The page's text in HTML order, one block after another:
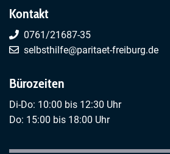
Kontakt
0761/21687-35
selbsthilfe@paritaet-freiburg.de
Bürozeiten
Di-Do: 10:00 bis 12:30 Uhr
Do: 15:00 bis 18:00 Uhr